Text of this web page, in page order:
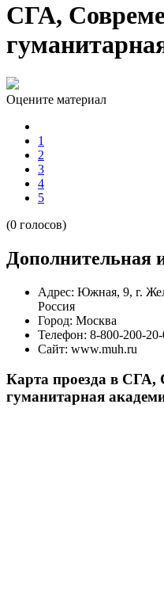
СГА,
Оцените материал
1
2
3
4
5
(0 голосов)
Дополнительная
Адрес: Южная, 9, г.
Россия
Город: Москва
Телефон: 8-800-200-
Сайт: www.muh.ru
Карта проезда в СГА,
гуманитарная